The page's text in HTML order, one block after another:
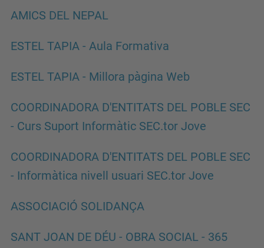
AMICS DEL NEPAL
ESTEL TAPIA - Aula Formativa
ESTEL TAPIA - Millora pàgina Web
COORDINADORA D'ENTITATS DEL POBLE SEC
- Curs Suport Informàtic SEC.tor Jove
COORDINADORA D'ENTITATS DEL POBLE SEC
- Informàtica nivell usuari SEC.tor Jove
ASSOCIACIÓ SOLIDANÇA
SANT JOAN DE DÉU - OBRA SOCIAL - 365